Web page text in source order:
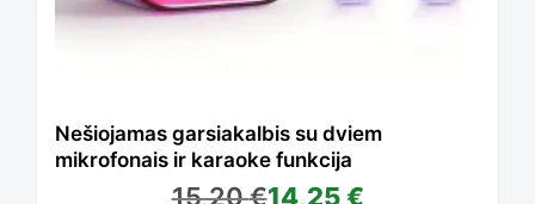
Nešiojamas garsiakalbis su dviem
mikrofonais ir karaoke funkcija
15,20€14,25€
variants.
The